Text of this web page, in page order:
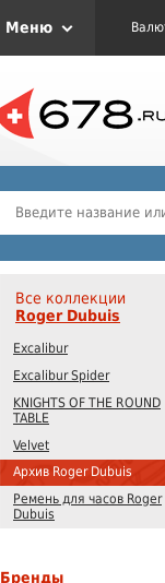
Меню
Все коллекции
Roger Dubuis
Excalibur
Excalibur Spider
KNIGHTS OF THE ROUND
TABLE
Velvet
Архив Roger Dubuis
Ремень для часов Roger
Dubuis
Бренды